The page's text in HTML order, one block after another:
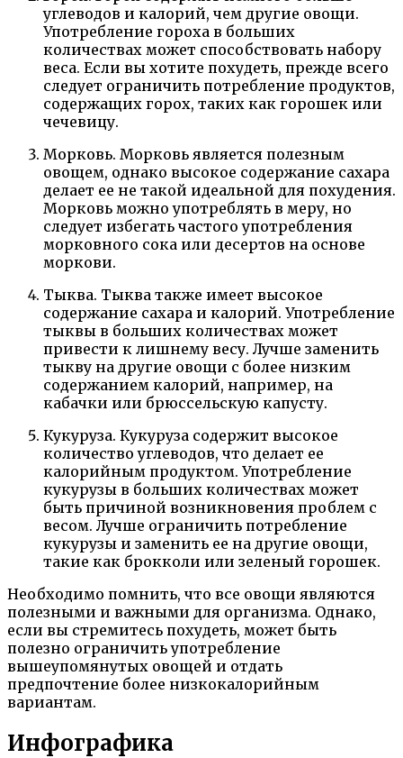
углеводов и калорий, чем другие овощи.
Употребление гороха в больших
количествах может способствовать набору
веса. Если вы хотите похудеть, прежде всего
следует ограничить потребление продуктов,
содержащих горох, таких как горошек или
чечевицу.
Морковь. Морковь является полезным
овощем, однако высокое содержание сахара
делает ее не такой идеальной для похудения.
Морковь можно употреблять в меру, но
следует избегать частого употребления
морковного сока или десертов на основе
моркови.
Тыква. Тыква также имеет высокое
содержание сахара и калорий. Употребление
тыквы в больших количествах может
привести к лишнему весу. Лучше заменить
тыкву на другие овощи с более низким
содержанием калорий, например, на
кабачки или брюссельскую капусту.
Кукуруза. Кукуруза содержит высокое
количество углеводов, что делает ее
калорийным продуктом. Употребление
кукурузы в больших количествах может
быть причиной возникновения проблем с
весом. Лучше ограничить потребление
кукурузы и заменить ее на другие овощи,
такие как брокколи или зеленый горошек.
Необходимо помнить, что все овощи являются
полезными и важными для организма. Однако,
если вы стремитесь похудеть, может быть
полезно ограничить употребление
вышеупомянутых овощей и отдать
предпочтение более низкокалорийным
вариантам.
Инфографика